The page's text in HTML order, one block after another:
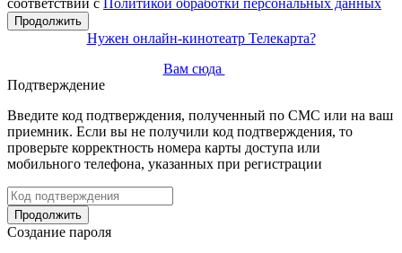
Продолжить
Нужен онлайн-кинотеатр Телекарта?
Вам сюда
Подтверждение
Введите код подтверждения, полученный по СМС или на ваш
приемник. Если вы не получили код подтверждения, то
проверьте корректность номера карты доступа или
мобильного телефона, указанных при регистрации
Продолжить
Создание пароля